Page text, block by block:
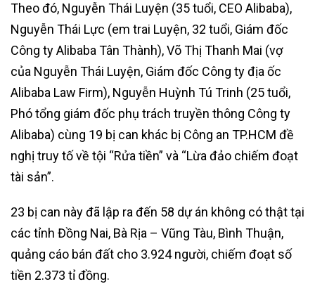
Theo đó, Nguyễn Thái Luyện (35 tuổi, CEO Alibaba),
Nguyễn Thái Lực (em trai Luyện, 32 tuổi, Giám đốc
Công ty Alibaba Tân Thành), Võ Thị Thanh Mai (vợ
của Nguyễn Thái Luyện, Giám đốc Công ty địa ốc
Alibaba Law Firm), Nguyễn Huỳnh Tú Trinh (25 tuổi,
Phó tổng giám đốc phụ trách truyền thông Công ty
Alibaba) cùng 19 bị can khác bị Công an TP.HCM đề
nghị truy tố về tội “Rửa tiền” và “Lừa đảo chiếm đoạt
tài sản”.
23 bị can này đã lập ra đến 58 dự án không có thật tại
các tỉnh Đồng Nai, Bà Rịa – Vũng Tàu, Bình Thuận,
quảng cáo bán đất cho 3.924 người, chiếm đoạt số
tiền 2.373 tỉ đồng.